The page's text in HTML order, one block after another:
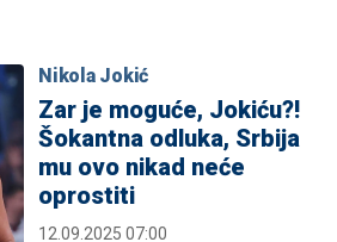
Nikola Jokić
Zar je moguće, Jokiću?!
Šokantna odluka, Srbija
mu ovo nikad neće
oprostiti
12.09.2025 07:00